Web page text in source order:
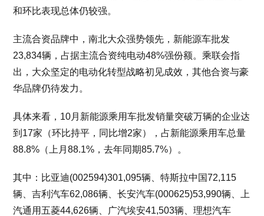
和环比表现总体仍较强。
主流合资品牌中，南北大众强势领先，新能源车批发
23,834辆，占据主流合资纯电动48%强份额。乘联会指
出，大众坚定的电动化转型战略初见成效，其他合资与豪
华品牌仍待发力。
具体来看，10月新能源乘用车批发销量突破万辆的企业达
到17家（环比持平，同比增2家），占新能源乘用车总量
88.8%（上月88.1%，去年同期85.7%）。
其中：比亚迪(002594)301,095辆、特斯拉中国72,115
辆、吉利汽车62,086辆、长安汽车(000625)53,990辆、上
汽通用五菱44,626辆、广汽埃安41,503辆、理想汽车